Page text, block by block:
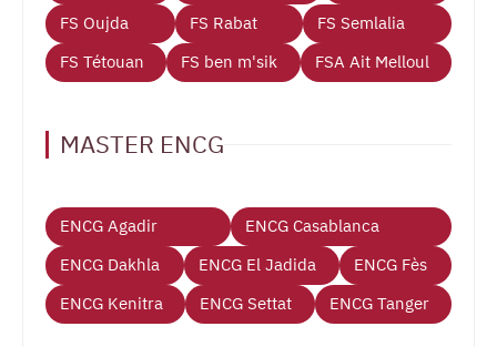
FS Oujda
FS Rabat
FS Semlalia
FS Tétouan
FS ben m'sik FSA Ait Melloul
MASTER ENCG
ENCG Agadir
ENCG Casablanca
ENCG Dakhla
ENCG El Jadida
ENCG Fès
ENCG Kenitra
ENCG Settat ENCG Tanger